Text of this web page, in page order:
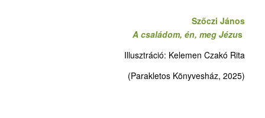
Szőczi János
A családom, én, meg Jézus
Illusztráció: Kelemen Czakó Rita
(Parakletos Könyvesház, 2025)